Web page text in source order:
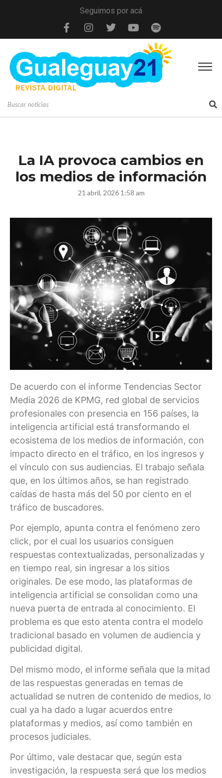
Seguimos por acá
La IA provoca cambios en
los medios de información
21 abril, 2026 1:58 am
De acuerdo con el informe Tendencias Sector
Media 2026 de KPMG, red global de servicios
profesionales con presencia en 156 países, la
inteligencia artificial está transformando el
ecosistema de los medios de información, con
impacto directo en el tráfico, en los ingresos y
el vínculo con sus audiencias. El trabajo señala
que, en los últimos años, se han registrado
caídas de hasta más del 50 por ciento en el
tráfico de buscadores.
Por ejemplo, apunta contra el fenómeno zero
click, por el cual los usuarios consiguen
respuestas contextualizadas, personalizadas y
en tiempo real, sin ingresar a los sitios
originales. De ese modo, las plataformas de
inteligencia artificial se consolidan como una
nueva puerta de entrada al conocimiento. El
problema es que esto atenta contra el modelo
tradicional basado en volumen de audiencia y
publicidad digital.
Del mismo modo, el informe señala que la mitad
de las respuestas generadas en temas de
actualidad se nutren de contenido de medios, lo
cual ya ha dado a lugar acuerdos entre
plataformas y medios, así como también en
procesos judiciales.
Por último, vale destacar que, según esta
investigación, la respuesta será que los medios